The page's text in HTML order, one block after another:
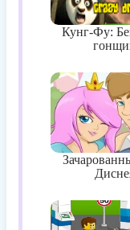
Кунг-Фу: